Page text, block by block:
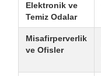
Elektronik ve
Temiz Odalar
Misafirperverlik
ve Ofisler